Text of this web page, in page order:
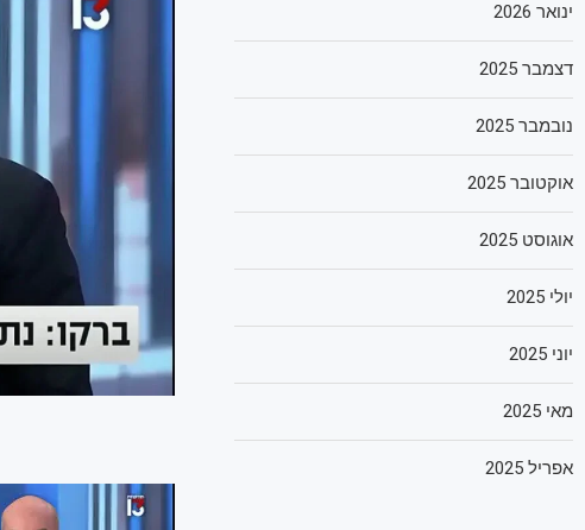
ינואר 2026
דצמבר 2025
נובמבר 2025
אוקטובר 2025
אוגוסט 2025
יולי 2025
יוני 2025
מאי 2025
אפריל 2025